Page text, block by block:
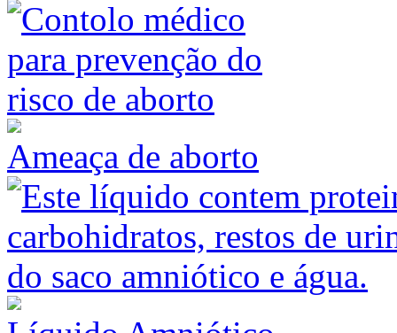
Ameaça de aborto